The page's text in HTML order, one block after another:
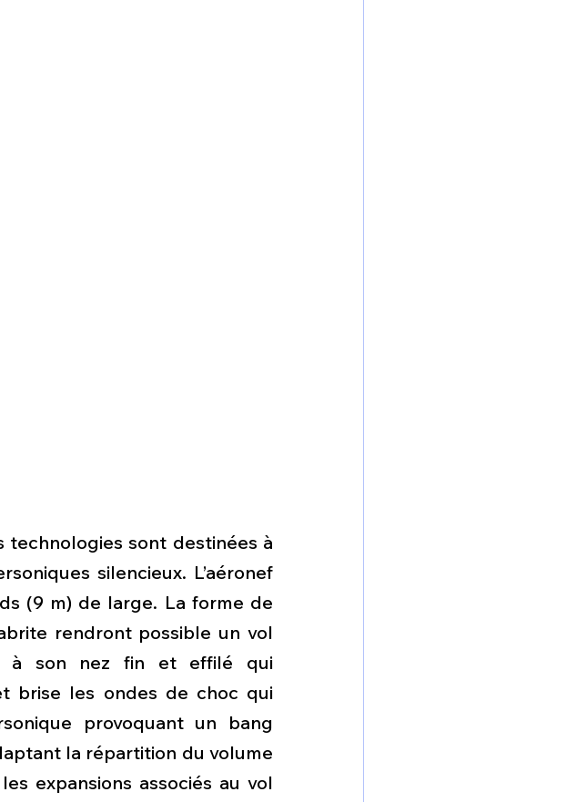
technologies sont destinées à
silencieux. L’aéronef
(9 m) de large. La forme de
rendront possible un vol
à son nez fin et effilé qui
brise les ondes de choc qui
provoquant un bang
la répartition du volume
expansions associés au vol